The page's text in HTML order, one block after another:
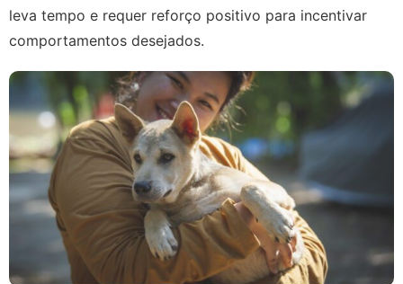
leva tempo e requer reforço positivo para incentivar
comportamentos desejados.